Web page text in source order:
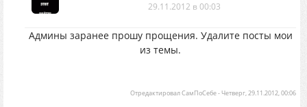
29.11.2012 в 00:03
Админы заранее прошу прощения. Удалите посты мои
из темы.
ОтредактировалСамПоСебе-Четверг, 29.11.2012, 00:06